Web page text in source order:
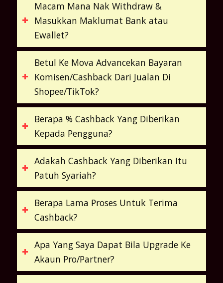
Macam Mana Nak Withdraw &
Masukkan Maklumat Bank atau
Ewallet?
Betul Ke Mova Advancekan Bayaran
Komisen/Cashback Dari Jualan Di
Shopee/TikTok?
Berapa % Cashback Yang Diberikan
Kepada Pengguna?
Adakah Cashback Yang Diberikan Itu
Patuh Syariah?
Berapa Lama Proses Untuk Terima
Cashback?
Apa Yang Saya Dapat Bila Upgrade Ke
Akaun Pro/Partner?